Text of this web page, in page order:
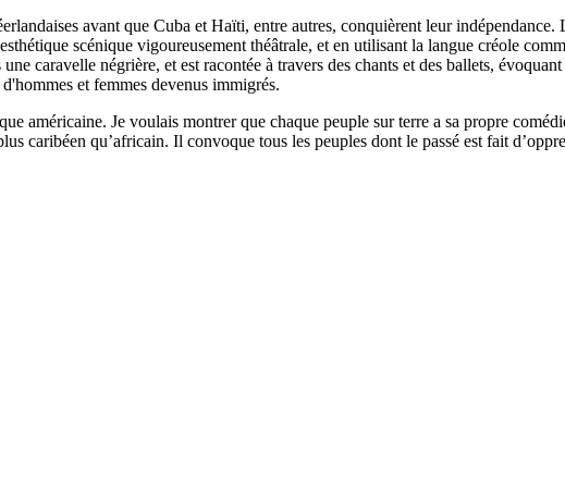
avant que Cuba et Haïti, entre autres, conquièrent leur
scénique vigoureusement théâtrale, et en utilisant la langue créole
caravelle négrière, et est racontée à travers des chants et des ballets,
et femmes devenus immigrés.
américaine. Je voulais montrer que chaque peuple sur terre a sa propre
caribéen qu’africain. Il convoque tous les peuples dont le passé est fait